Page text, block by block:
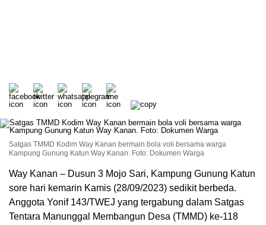
Satgas TMMD Kodim Way Kanan bermain bola voli bersama warga
Kampung Gunung Katun Way Kanan. Foto: Dokumen Warga
Way Kanan – Dusun 3 Mojo Sari, Kampung Gunung Katun
sore hari kemarin Kamis (28/09/2023) sedikit berbeda.
Anggota Yonif 143/TWEJ yang tergabung dalam Satgas
Tentara Manunggal Membangun Desa (TMMD) ke-118